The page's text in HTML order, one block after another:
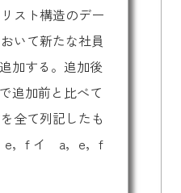
スト構造のデー
いて新たな社員
加する。追加後
追加前と比べて
全て列記したも
e，f イ a，e，f